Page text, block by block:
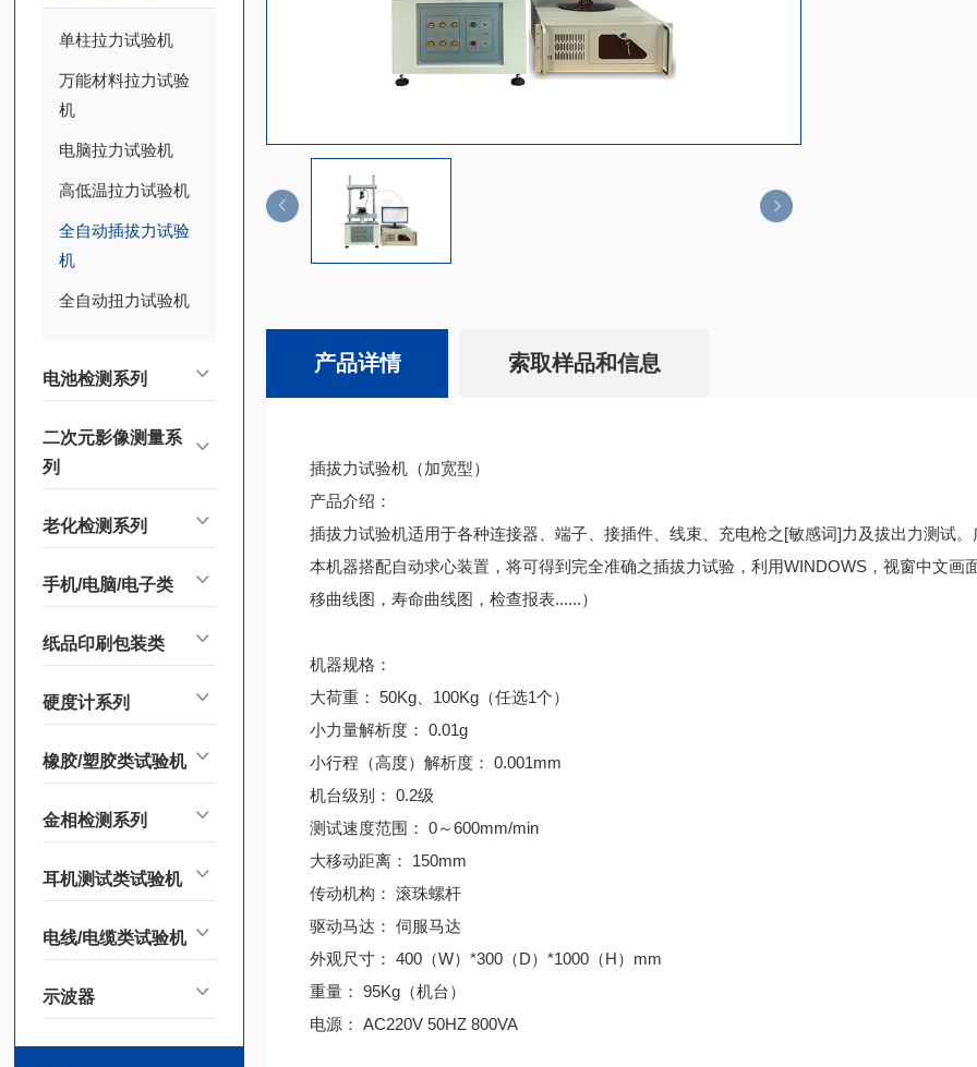
单柱拉力试验机
万能材料拉力试验
机
电脑拉力试验机
高低温拉力试验机
全自动插拔力试验
机
全自动扭力试验机
电池检测系列
二次元影像测量系
列
老化检测系列
手机/电脑/电子类
纸品印刷包装类
硬度计系列
橡胶/塑胶类试验机
金相检测系列
耳机测试类试验机
电线/电缆类试验机
示波器
产品详情 索取样品和信息
插拔力试验机（加宽型）
产品介绍：
插拔力试验机适用于各种连接器、端子、接插件、线束、充电枪之[敏感词]力及拔出力测试
本机器搭配自动求心装置，将可得到完全准确之插拔力试验，利用WINDOWS，视窗中文
移曲线图，寿命曲线图，检查报表......）
机器规格：
大荷重： 50Kg、100Kg（任选1个）
小力量解析度： 0.01g
小行程（高度）解析度： 0.001mm
机台级别： 0.2级
测试速度范围： 0～600mm/min
大移动距离： 150mm
传动机构： 滚珠螺杆
驱动马达： 伺服马达
外观尺寸： 400（W）*300（D）*1000（H）mm
重量： 95Kg（机台）
电源： AC220V 50HZ 800VA